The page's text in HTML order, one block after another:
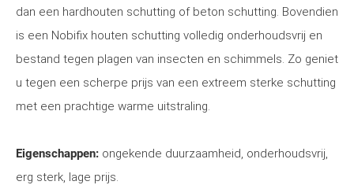
dan een hardhouten schutting of beton schutting. Bovendien
is een Nobifix houten schutting volledig onderhoudsvrij en
bestand tegen plagen van insecten en schimmels. Zo geniet
u tegen een scherpe prijs van een extreem sterke schutting
met een prachtige warme uitstraling.
Eigenschappen: ongekende duurzaamheid, onderhoudsvrij,
erg sterk, lage prijs.